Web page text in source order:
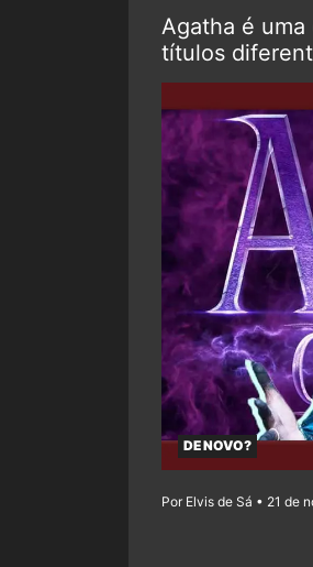
Agatha é
títulos
DE NOVO?
Por Elvis de Sá • 21 de